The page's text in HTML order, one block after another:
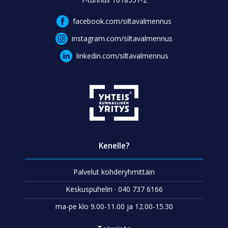
facebook.com/siltavalmennus
instagram.com/siltavalmennus
linkedin.com/siltavalmennus
Kenelle?
Palvelut kohderyhmittäin
Keskuspuhelin · 040 737 6166
ma-pe klo 9.00-11.00 ja 12.00-15.30